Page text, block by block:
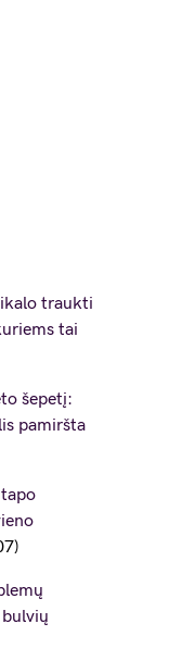
traukti
tai
šepetį:
pamiršta